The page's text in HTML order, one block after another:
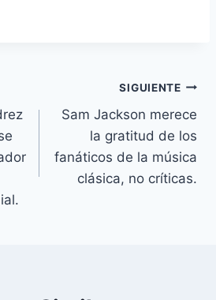
SIGUIENTE
Sam Jackson merece
la gratitud de los
fanáticos de la música
clásica, no críticas.